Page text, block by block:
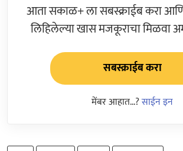
आता सकाळ+ ला सबस्क्राईब करा
लिहिलेल्या खास मजकूराचा मिळवा
सबस्क्राईब करा
मेंबर आहात...?साईन इन